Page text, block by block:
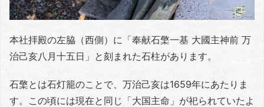
本社拝殿の左脇（西側）に「奉献石檠一基 大國主神前 万
治己亥八月十五日」と刻まれた石柱があります。
石檠とは石灯籠のことで、万治己亥は1659年にあたりま
す。この頃には現在と同じ「大国主命」が祀られていたよ